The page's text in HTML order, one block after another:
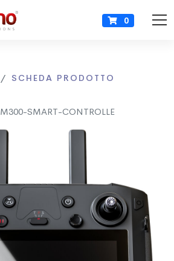
0
SCHEDA PRODOTTO
M300-SMART-CONTROLLE